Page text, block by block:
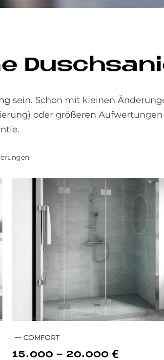
sein. Schon mit kleinen
oder größeren
COMFORT
15.000 - 20.000 €